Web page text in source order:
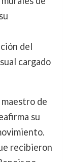
del
cargado
de
su
recibieron